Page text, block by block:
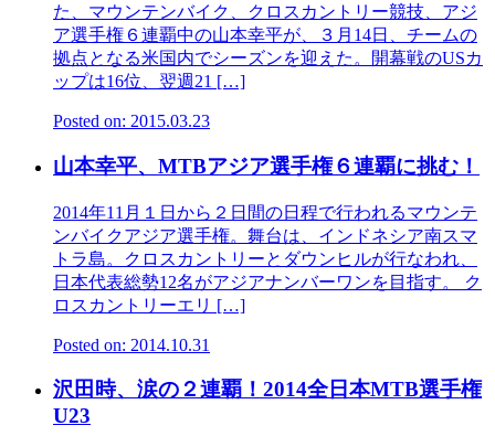
た、マウンテンバイク、クロスカントリー競技、アジ
ア選手権６連覇中の山本幸平が、３月14日、チームの
拠点となる米国内でシーズンを迎えた。開幕戦のUSカ
ップは16位、翌週21 […]
Posted on: 2015.03.23
山本幸平、MTBアジア選手権６連覇に挑む！
2014年11月１日から２日間の日程で行われるマウンテ
ンバイクアジア選手権。舞台は、インドネシア南スマ
トラ島。クロスカントリーとダウンヒルが行なわれ、
日本代表総勢12名がアジアナンバーワンを目指す。 ク
ロスカントリーエリ […]
Posted on: 2014.10.31
沢田時、涙の２連覇！2014全日本MTB選手権
U23